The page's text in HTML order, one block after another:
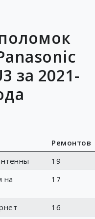
за 2021-
Ремонтов
19
на
17
16